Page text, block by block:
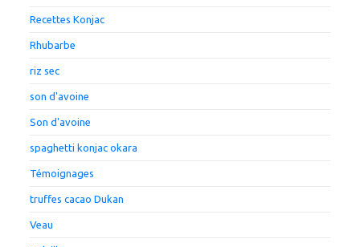
Recettes Konjac
Rhubarbe
riz sec
son d'avoine
Son d'avoine
spaghetti konjac okara
Témoignages
truffes cacao Dukan
Veau